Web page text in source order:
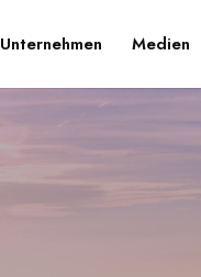
Unternehmen Medien